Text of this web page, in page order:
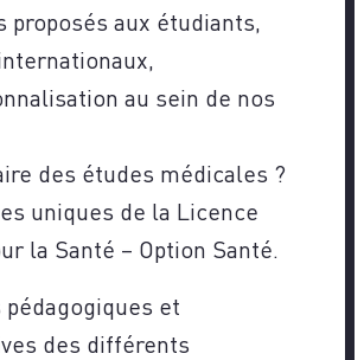
proposés aux étudiants,
au sein de nos
des études médicales ?
uniques de la Licence
la Santé – Option Santé.
et
des différents